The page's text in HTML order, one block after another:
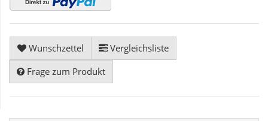
Wunschzettel
Vergleichsliste
Frage zum Produkt